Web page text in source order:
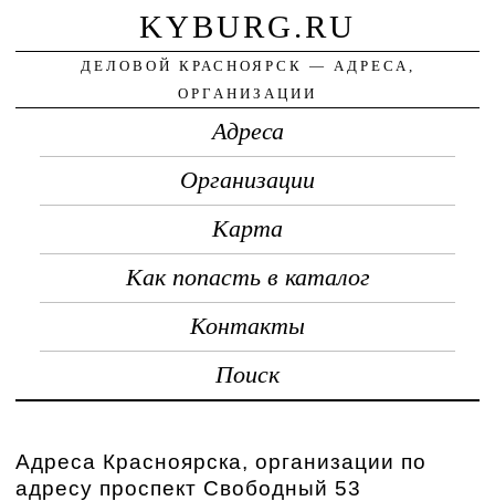
KYBURG.RU
ДЕЛОВОЙ КРАСНОЯРСК — АДРЕСА,
ОРГАНИЗАЦИИ
Адреса
Организации
Карта
Как попасть в каталог
Контакты
Поиск
Адреса Красноярска, организации по
адресу проспект Свободный 53